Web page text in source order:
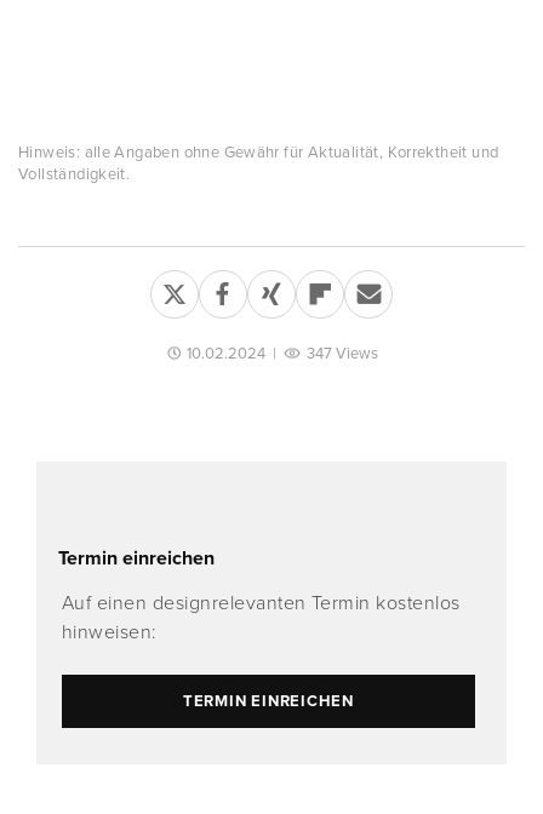
Hinweis: alle Angaben ohne Gewähr für Aktualität, Korrektheit und
Vollständigkeit.
10.02.2024| 347 Views
Termin einreichen
Auf einen designrelevanten Termin kostenlos
hinweisen:
TERMIN EINREICHEN